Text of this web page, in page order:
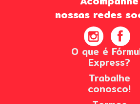
nossas redes
O que é
Express?
Trabalhe
conosco!